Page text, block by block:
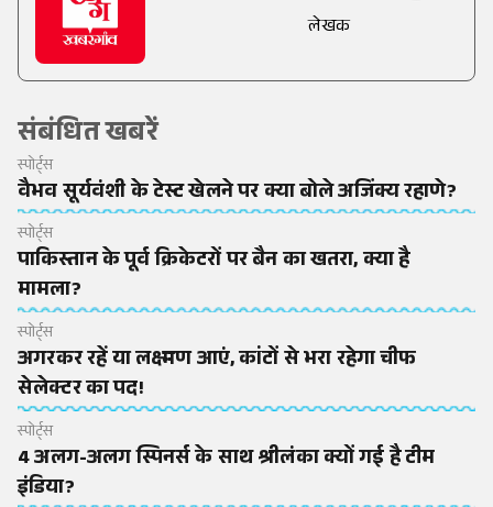
लेखक
संबंधित खबरें
स्पोर्ट्स
वैभव सूर्यवंशी के टेस्ट खेलने पर क्या बोले अजिंक्य रहाणे?
स्पोर्ट्स
पाकिस्तान के पूर्व क्रिकेटरों पर बैन का खतरा, क्या है
मामला?
स्पोर्ट्स
अगरकर रहें या लक्ष्मण आएं, कांटों से भरा रहेगा चीफ
सेलेक्टर का पद!
स्पोर्ट्स
4 अलग-अलग स्पिनर्स के साथ श्रीलंका क्यों गई है टीम
इंडिया?